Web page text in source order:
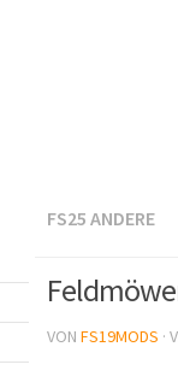
FS25 ANDERE
VON FS19MODS ·